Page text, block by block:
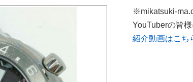
※mikatsuki-
YouTuberの皆
紹介動画はこち